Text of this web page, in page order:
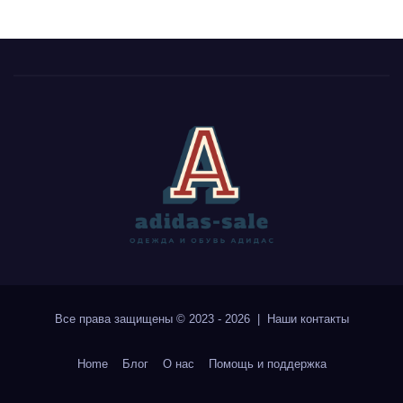
Все права защищены © 2023 - 2026 | Наши контакты
Home Блог О нас Помощь и поддержка